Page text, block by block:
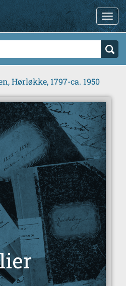
Hørløkke, 1797-ca. 1950